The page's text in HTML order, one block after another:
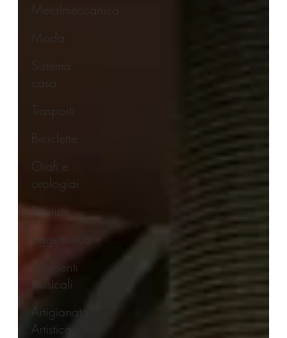
Metalmeccanica
Moda
Sistema
casa
Trasporti
Biciclette
Orafi e
orologiai
Estetiste
oggettistica
Strumenti
musicali
Artigianato
Artistico